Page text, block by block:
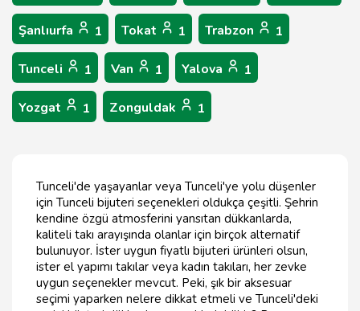
Şanlıurfa 1 Tokat 1 Trabzon 1
Tunceli 1 Van 1 Yalova 1
Yozgat 1 Zonguldak 1
Tunceli'de yaşayanlar veya Tunceli'ye yolu düşenler
için Tunceli bijuteri seçenekleri oldukça çeşitli. Şehrin
kendine özgü atmosferini yansıtan dükkanlarda,
kaliteli takı arayışında olanlar için birçok alternatif
bulunuyor. İster uygun fiyatlı bijuteri ürünleri olsun,
ister el yapımı takılar veya kadın takıları, her zevke
uygun seçenekler mevcut. Peki, şık bir aksesuar
seçimi yaparken nelere dikkat etmeli ve Tunceli'deki